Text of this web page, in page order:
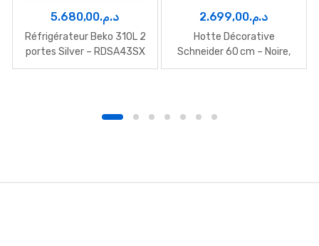
د.م.5.680,00
Réfrigérateur Beko 310L 2
portes Silver – RDSA43SX
د.م.2.699,00
Hotte Décorative
Schneider 60 cm – Noire,
Élégante et Performante